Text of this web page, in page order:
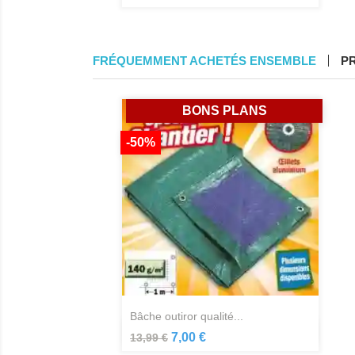
FRÉQUEMMENT ACHETÉS ENSEMBLE
bâche outiror qualité...
13,99 €
-50%
7,00 €
BONS PLANS
Aperçu rapide